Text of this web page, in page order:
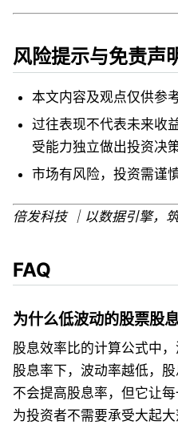
风险提示与免责声
本文内容及观点仅供参
过往表现不代表未来收
受能力独立做出投资决策
市场有风险，投资需谨慎
倍发科技 ｜以数据引擎，
FAQ
为什么低波动的股票股
股息效率比的计算公式中
股息率下，波动率越低，
不会提高股息率，但它让
为投资者不需要承受大起大